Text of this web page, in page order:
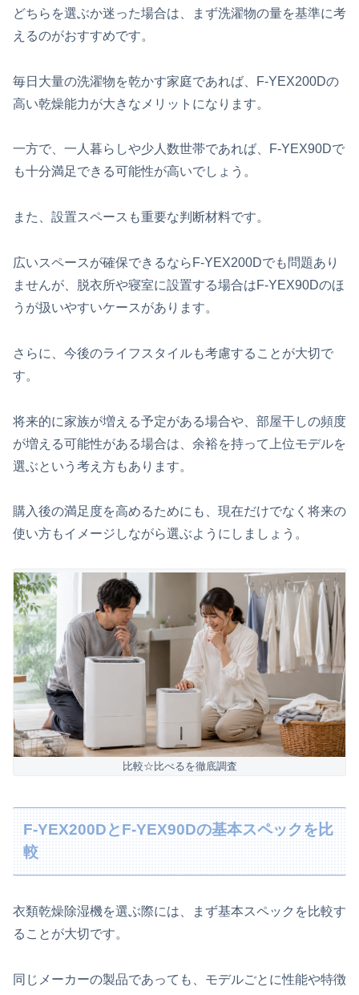
どちらを選ぶか迷った場合は、まず洗濯物の量を基準に考
えるのがおすすめです。
毎日大量の洗濯物を乾かす家庭であれば、F-YEX200Dの
高い乾燥能力が大きなメリットになります。
一方で、一人暮らしや少人数世帯であれば、F-YEX90Dで
も十分満足できる可能性が高いでしょう。
また、設置スペースも重要な判断材料です。
広いスペースが確保できるならF-YEX200Dでも問題あり
ませんが、脱衣所や寝室に設置する場合はF-YEX90Dのほ
うが扱いやすいケースがあります。
さらに、今後のライフスタイルも考慮することが大切で
す。
将来的に家族が増える予定がある場合や、部屋干しの頻度
が増える可能性がある場合は、余裕を持って上位モデルを
選ぶという考え方もあります。
購入後の満足度を高めるためにも、現在だけでなく将来の
使い方もイメージしながら選ぶようにしましょう。
比較☆比べるを徹底調査
F-YEX200DとF-YEX90Dの基本スペックを比
較
衣類乾燥除湿機を選ぶ際には、まず基本スペックを比較す
ることが大切です。
同じメーカーの製品であっても、モデルごとに性能や特徴